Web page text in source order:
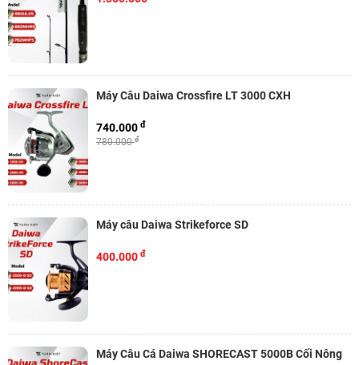
Máy Câu Daiwa Crossfire LT 3000 CXH
780.000đ
740.000 đ
Máy câu Daiwa Strikeforce SD
400.000 đ
Máy Câu Cá Daiwa SHORECAST 5000B Cối Nông